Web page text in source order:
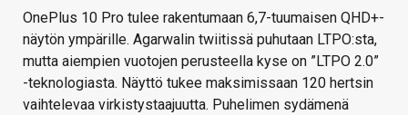
OnePlus 10 Pro tulee rakentumaan 6,7-tuumaisen QHD+-
näytön ympärille. Agarwalin twiitissä puhutaan LTPO:sta,
mutta aiempien vuotojen perusteella kyse on ”LTPO 2.0”
-teknologiasta. Näyttö tukee maksimissaan 120 hertsin
vaihtelevaa virkistystaajuutta. Puhelimen sydämenä